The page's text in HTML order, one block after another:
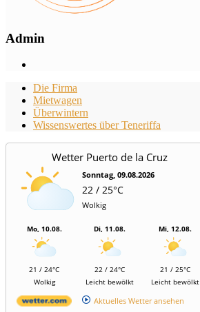
Admin
Die Firma
Mietwagen
Überwintern
Wissenswertes über Teneriffa
Wetter Puerto de la Cruz
Sonntag, 09.08.2026
22 / 25°C
Wolkig
Mo, 10.08.
21 / 24°C
Wolkig
Di, 11.08.
22 / 24°C
Leicht bewölkt
Mi, 12.08.
21 / 25°C
Leicht bewölkt
Aktuelles Wetter ansehen